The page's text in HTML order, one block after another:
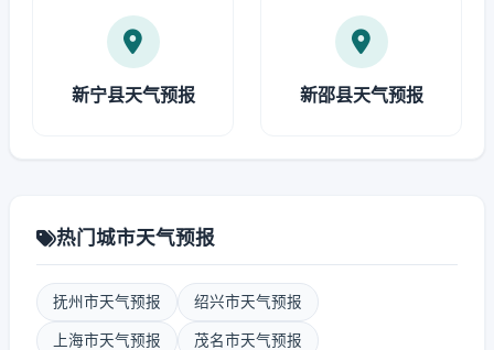
新宁县天气预报 新邵县天气预报
热门城市天气预报
抚州市天气预报 绍兴市天气预报
上海市天气预报 茂名市天气预报